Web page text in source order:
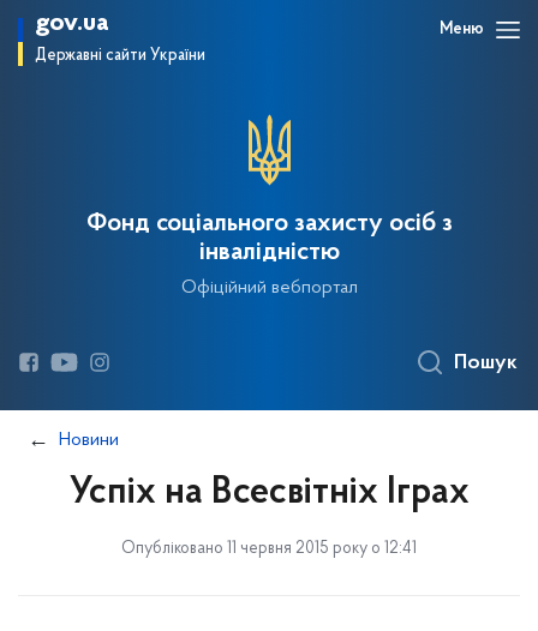
gov.ua
Державні сайти України
Меню
Фонд соціального захисту осіб з
інвалідністю
Офіційний вебпортал
Пошук
Новини
Успіх на Всесвітніх Іграх
Опубліковано 11 червня 2015 року о 12:41